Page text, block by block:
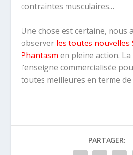
contraintes musculaires…
Une chose est certaine, nous
observer les toutes nouvelles
Phantasm en pleine action. La
l’enseigne commercialisée
toutes meilleures en terme de
PARTAGER: